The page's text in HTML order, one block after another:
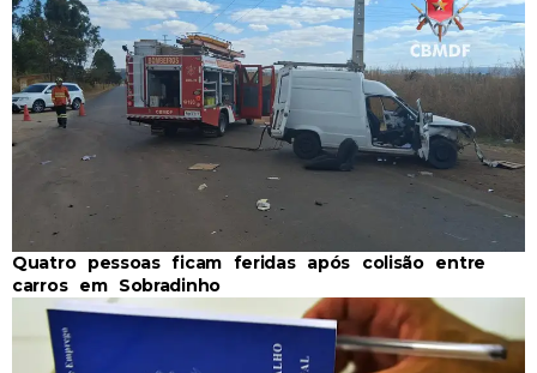
Quatro pessoas ficam feridas após colisão entre
carros em Sobradinho